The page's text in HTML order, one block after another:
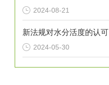
2024-08-21
新法规对水分活度的认可
2024-05-30